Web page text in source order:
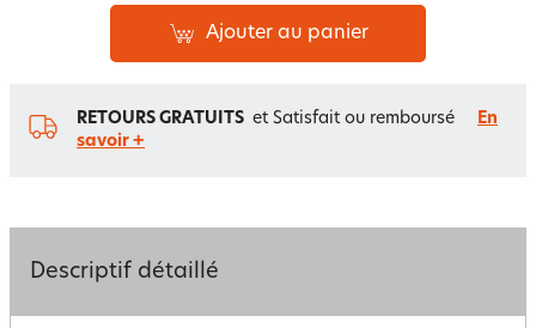
Ajouter au panier
RETOURS GRATUITS et Satisfait ou remboursé
En
savoir +
Descriptif détaillé